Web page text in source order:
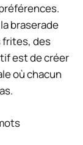
braserade
frites, des
est de créer
où chacun